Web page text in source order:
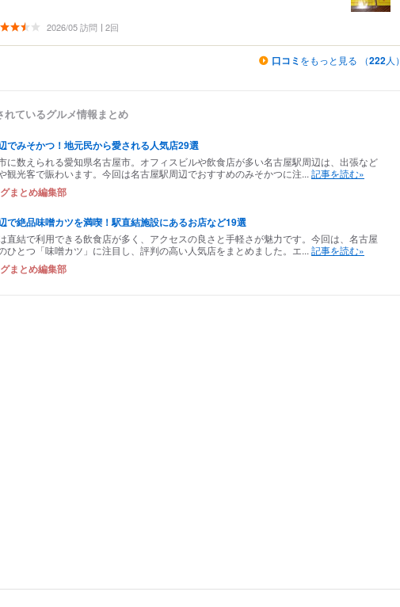
2026/05 訪問 2回
口コミ をもっと見る （222人）
れているグルメ情報まとめ
でみそかつ！地元民から愛される人気店29選
に数えられる愛知県名古屋市。オフィスビルや飲食店が多い名古屋駅周辺は、出張など
観光客で賑わいます。今回は名古屋駅周辺でおすすめのみそかつに注... 記事を読む»
まとめ編集部
で絶品味噌カツを満喫！駅直結施設にあるお店など19選
直結で利用できる飲食店が多く、アクセスの良さと手軽さが魅力です。今回は、名古屋
ひとつ「味噌カツ」に注目し、評判の高い人気店をまとめました。エ... 記事を読む»
まとめ編集部